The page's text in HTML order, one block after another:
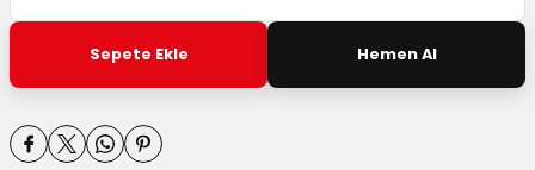
Sepete Ekle Hemen Al